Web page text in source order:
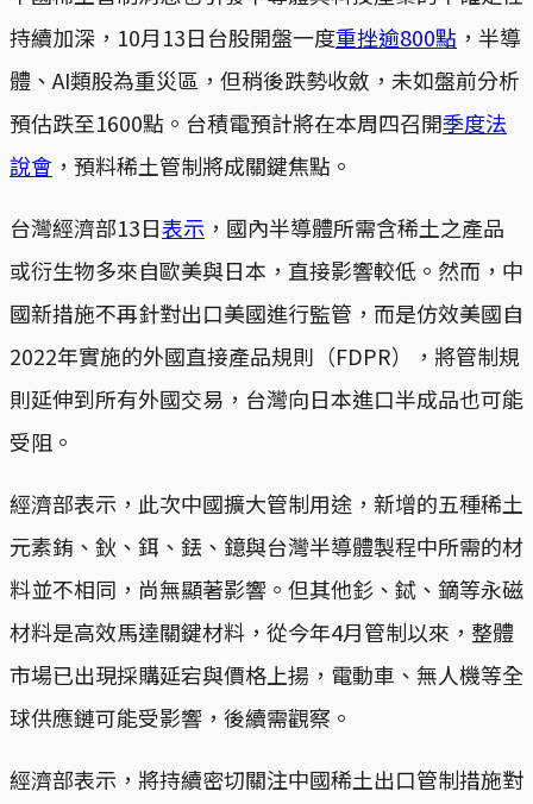
持續加深，10月13日台股開盤一度重挫逾800點 ，半導
體、AI類股為重災區，但稍後跌勢收斂，未如盤前分析
預估跌至1600點。台積電預計將在本周四召開季度法
說會 ，預料稀土管制將成關鍵焦點。
台灣經濟部13日表示 ，國內半導體所需含稀土之產品
或衍生物多來自歐美與日本，直接影響較低。然而，中
國新措施不再針對出口美國進行監管，而是仿效美國自
2022年實施的外國直接產品規則（FDPR），將管制規
則延伸到所有外國交易，台灣向日本進口半成品也可能
受阻。
經濟部表示，此次中國擴大管制用途，新增的五種稀土
元素銪、鈥、鉺、銩、鐿與台灣半導體製程中所需的材
料並不相同，尚無顯著影響。但其他釤、鋱、鏑等永磁
材料是高效馬達關鍵材料，從今年4月管制以來，整體
市場已出現採購延宕與價格上揚，電動車、無人機等全
球供應鏈可能受影響，後續需觀察。
經濟部表示，將持續密切關注中國稀土出口管制措施對